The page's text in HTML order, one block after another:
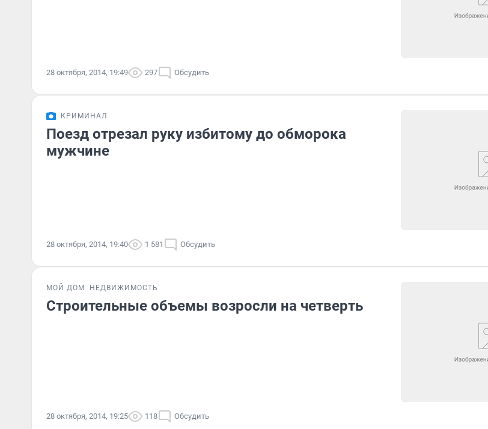
28 октября, 2014, 19:49 297 Обсудить
КРИМИНАЛ
Поезд отрезал руку избитому до обморока
мужчине
28 октября, 2014, 19:40 1 581 Обсудить
МОЙ ДОМ НЕДВИЖИМОСТЬ
Строительные объемы возросли на четверть
28 октября, 2014, 19:25 118 Обсудить